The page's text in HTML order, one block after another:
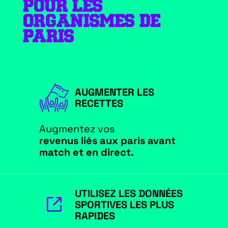
POUR LES
ORGANISMES DE
PARIS
AUGMENTER LES
RECETTES
Augmentez vos
revenus liés aux paris avant
match et en direct.
UTILISEZ LES DONNÉES
SPORTIVES LES PLUS
RAPIDES